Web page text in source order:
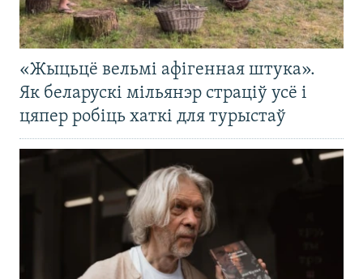
«Жыцьцё вельмі афігенная штука».
Як беларускі мільянэр страціў усё і
цяпер робіць хаткі для турыстаў